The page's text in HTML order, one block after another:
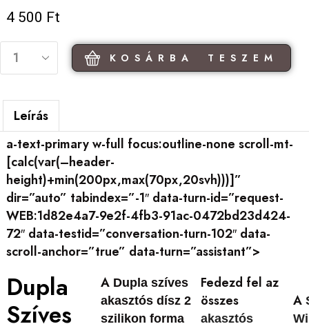
4 500 Ft
KOSÁRBA TESZEM
Leírás
a-text-primary w-full focus:outline-none scroll-mt-
[calc(var(–header-
height)+min(200px,max(70px,20svh)))]”
dir=”auto” tabindex=”-1″ data-turn-id=”request-
WEB:1d82e4a7-9e2f-4fb3-91ac-0472bd23d424-
72″ data-testid=”conversation-turn-102″ data-
scroll-anchor=”true” data-turn=”assistant”>
Dupla
Szíves
A Dupla szíves
akasztós dísz 2
szilikon forma
Fedezd fel az
összes
akasztós
A